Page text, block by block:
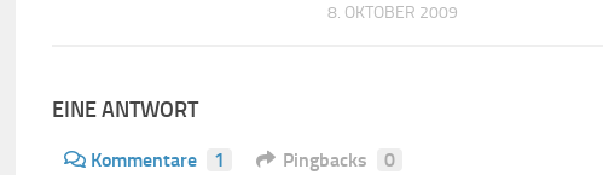
8. OKTOBER 2009
EINE ANTWORT
Kommentare 1 Pingbacks 0